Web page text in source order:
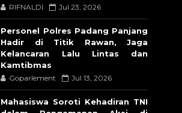
RIFNALDI Jul 23, 2026
Personel Polres Padang Panjang
Hadir di Titik Rawan, Jaga
Kelancaran Lalu Lintas dan
Kamtibmas
Goparlement Jul 13, 2026
Mahasiswa Soroti Kehadiran TNI